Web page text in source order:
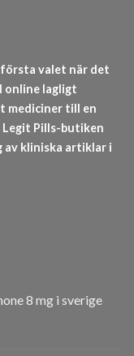
valet när det
online lagligt
mediciner till en
Legit Pills-butiken
kliniska artiklar i
8 mg i sverige